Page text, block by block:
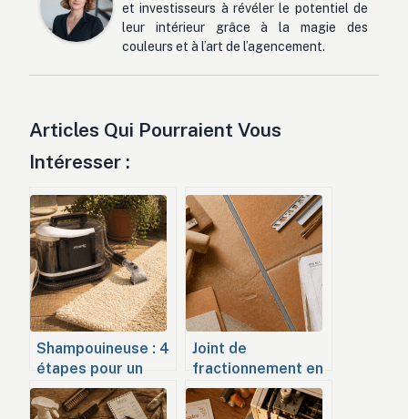
et investisseurs à révéler le potentiel de
leur intérieur grâce à la magie des
couleurs et à l’art de l’agencement.
Articles Qui Pourraient Vous
Intéresser :
Shampouineuse : 4
étapes pour un
nettoyage en
profondeur sans
Joint de
fractionnement en
carrelage : 60 m²,
2/3 d’épaisseur et